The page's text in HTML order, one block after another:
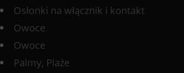
Osłonki na włącznik i kontakt
Owoce
Owoce
Palmy, Plaże